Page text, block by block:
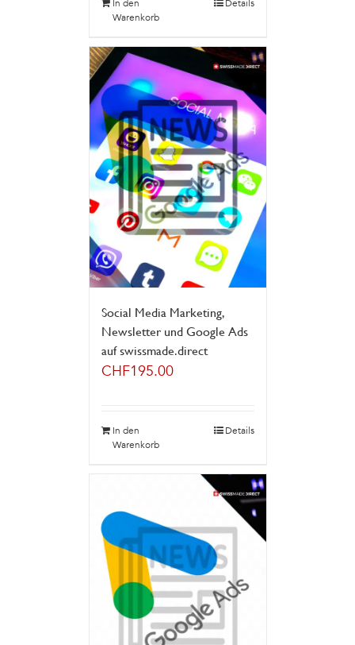
In den
Warenkorb
Details
Social Media Marketing,
Newsletter und Google Ads
auf swissmade.direct
CHF195.00
In den
Warenkorb
Details